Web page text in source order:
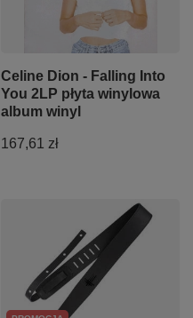
Celine Dion - Falling Into
You 2LP płyta winylowa
album winyl
167,61 zł